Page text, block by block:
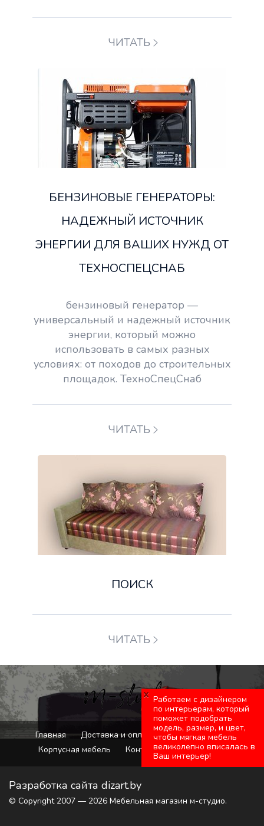
ЧИТАТЬ
БЕНЗИНОВЫЕ ГЕНЕРАТОРЫ:
НАДЕЖНЫЙ ИСТОЧНИК
ЭНЕРГИИ ДЛЯ ВАШИХ НУЖД ОТ
ТЕХНОСПЕЦСНАБ
бензиновый генератор —
универсальный и надежный источник
энергии, который можно
использовать в самых разных
условиях: от походов до строительных
площадок. ТехноСпецСнаб
ЧИТАТЬ
ПОИСК
ЧИТАТЬ
Главная Доставка и оплата
Мягкая мебель
Корпусная мебель
Контакты Карта сайта
Разработка сайта dizart.by
© Copyright 2007 — 2026 Мебельная магазин м-студио.
Работаем с дизайнером
по интерьерам, который
поможет подобрать
модель, размер, и цвет,
чтобы мягкая мебель
великолепно вписалась в
Ваш интерьер!
x